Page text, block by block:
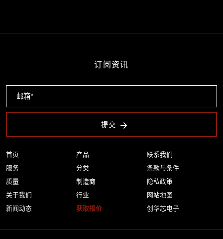
首页
服务
质量
关于我们
新闻动态
产品
分类
制造商
行业
获取报价
联系我们
条款与条件
隐私政策
网站地图
创华芯电子
订阅资讯
提交